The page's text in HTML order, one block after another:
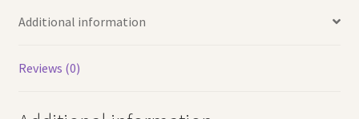
Additional information
Reviews (0)